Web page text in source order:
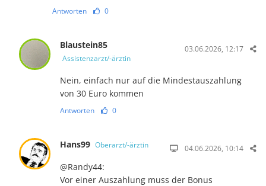
Antworten 0
Blaustein85
Assistenzarzt/-ärztin
03.06.2026, 12:17
Nein, einfach nur auf die Mindestauszahlung
von 30 Euro kommen
Antworten 0
Hans99 Oberarzt/-ärztin 04.06.2026, 10:14
@Randy44:
Vor einer Auszahlung muss der Bonus